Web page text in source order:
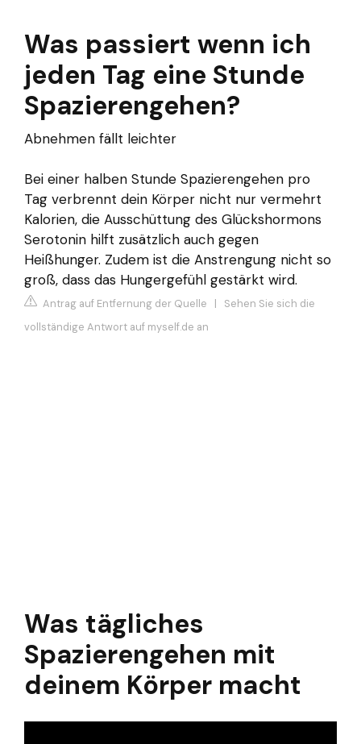
Was passiert wenn ich
jeden Tag eine Stunde
Spazierengehen?
Abnehmen fällt leichter
Bei einer halben Stunde Spazierengehen pro
Tag verbrennt dein Körper nicht nur vermehrt
Kalorien, die Ausschüttung des Glückshormons
Serotonin hilft zusätzlich auch gegen
Heißhunger. Zudem ist die Anstrengung nicht so
groß, dass das Hungergefühl gestärkt wird.
Antrag auf Entfernung der Quelle | Sehen Sie sich die
vollständige Antwort auf myself.de an
Was tägliches
Spazierengehen mit
deinem Körper macht